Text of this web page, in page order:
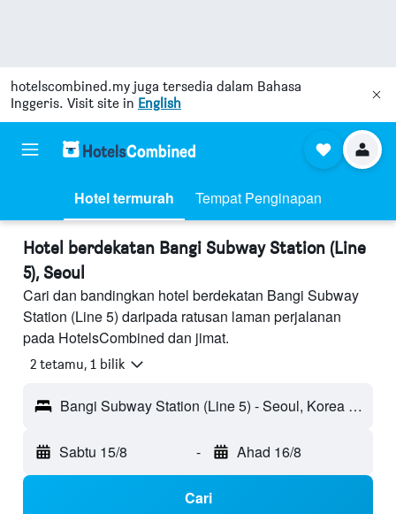
hotelscombined.my juga tersedia dalam Bahasa
Inggeris. Visit site in English
Hotel termurah Tempat Penginapan
Hotel berdekatan Bangi Subway Station (Line
5), Seoul
Cari dan bandingkan hotel berdekatan Bangi Subway
Station (Line 5) daripada ratusan laman perjalanan
pada HotelsCombined dan jimat.
2 tetamu, 1 bilik
Bangi Subway Station (Line 5) - Seoul, Korea Selatan
Sabtu 15/8 - Ahad 16/8
Cari